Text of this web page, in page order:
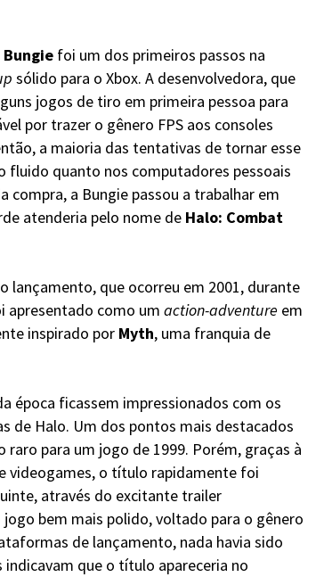
Bungiefoi um dos primeiros passos na
sólido para o Xbox. A desenvolvedora, que
jogos de tiro em primeira pessoa para
por trazer o gênero FPS aos consoles
a maioria das tentativas de tornar esse
fluido quanto nos computadores pessoais
compra, a Bungie passou a trabalhar em
atenderia pelo nome de Halo: Combat
lançamento, que ocorreu em 2001, durante
apresentado como um action-adventure em
inspirado por Myth, uma franquia de
época ficassem impressionados com os
de Halo. Um dos pontos mais destacados
para um jogo de 1999. Porém, graças à
videogames, o título rapidamente foi
através do excitante trailer
jogo bem mais polido, voltado para o gênero
de lançamento, nada havia sido
que o título apareceria no